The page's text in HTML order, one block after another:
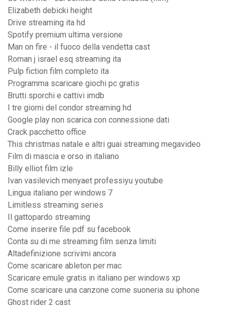
Elizabeth debicki height
Drive streaming ita hd
Spotify premium ultima versione
Man on fire - il fuoco della vendetta cast
Roman j israel esq streaming ita
Pulp fiction film completo ita
Programma scaricare giochi pc gratis
Brutti sporchi e cattivi imdb
I tre giorni del condor streaming hd
Google play non scarica con connessione dati
Crack pacchetto office
This christmas natale e altri guai streaming megavideo
Film di mascia e orso in italiano
Billy elliot film izle
Ivan vasilevich menyaet professiyu youtube
Lingua italiano per windows 7
Limitless streaming series
Il gattopardo streaming
Come inserire file pdf su facebook
Conta su di me streaming film senza limiti
Altadefinizione scrivimi ancora
Come scaricare ableton per mac
Scaricare emule gratis in italiano per windows xp
Come scaricare una canzone come suoneria su iphone
Ghost rider 2 cast